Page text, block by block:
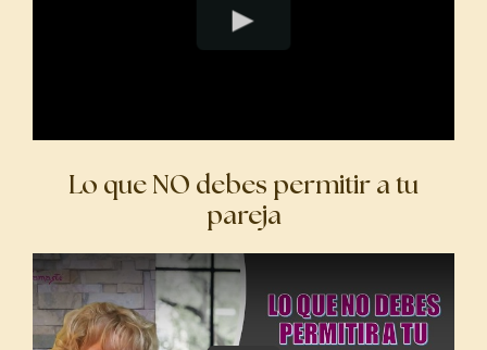
Lo que NO debes permitir a tu
pareja